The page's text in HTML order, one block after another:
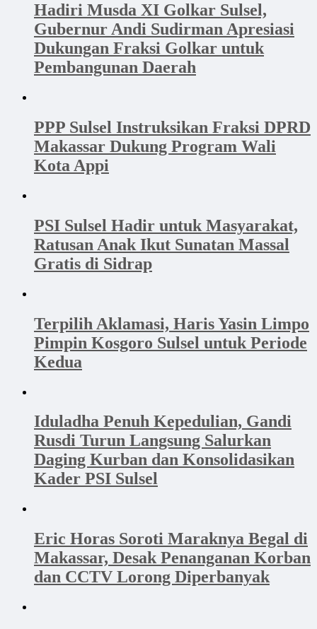
Hadiri Musda XI Golkar Sulsel,
Gubernur Andi Sudirman Apresiasi
Dukungan Fraksi Golkar untuk
Pembangunan Daerah
PPP Sulsel Instruksikan Fraksi DPRD
Makassar Dukung Program Wali
Kota Appi
PSI Sulsel Hadir untuk Masyarakat,
Ratusan Anak Ikut Sunatan Massal
Gratis di Sidrap
Terpilih Aklamasi, Haris Yasin Limpo
Pimpin Kosgoro Sulsel untuk Periode
Kedua
Iduladha Penuh Kepedulian, Gandi
Rusdi Turun Langsung Salurkan
Daging Kurban dan Konsolidasikan
Kader PSI Sulsel
Eric Horas Soroti Maraknya Begal di
Makassar, Desak Penanganan Korban
dan CCTV Lorong Diperbanyak